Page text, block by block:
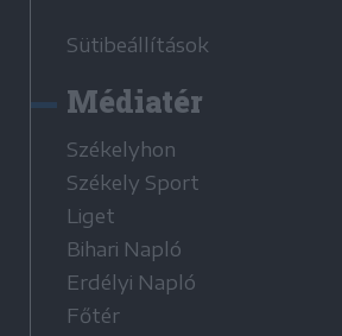
Sütibeállítások
Médiatér
Székelyhon
Székely Sport
Liget
Bihari Napló
Erdélyi Napló
Főtér